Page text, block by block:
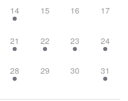
1
event,
14
0
15
0
16
0
17
2
events,
21
2
events,
22
2
events,
23
3
events,
24
1
event,
28
0
29
0
30
1
event,
31